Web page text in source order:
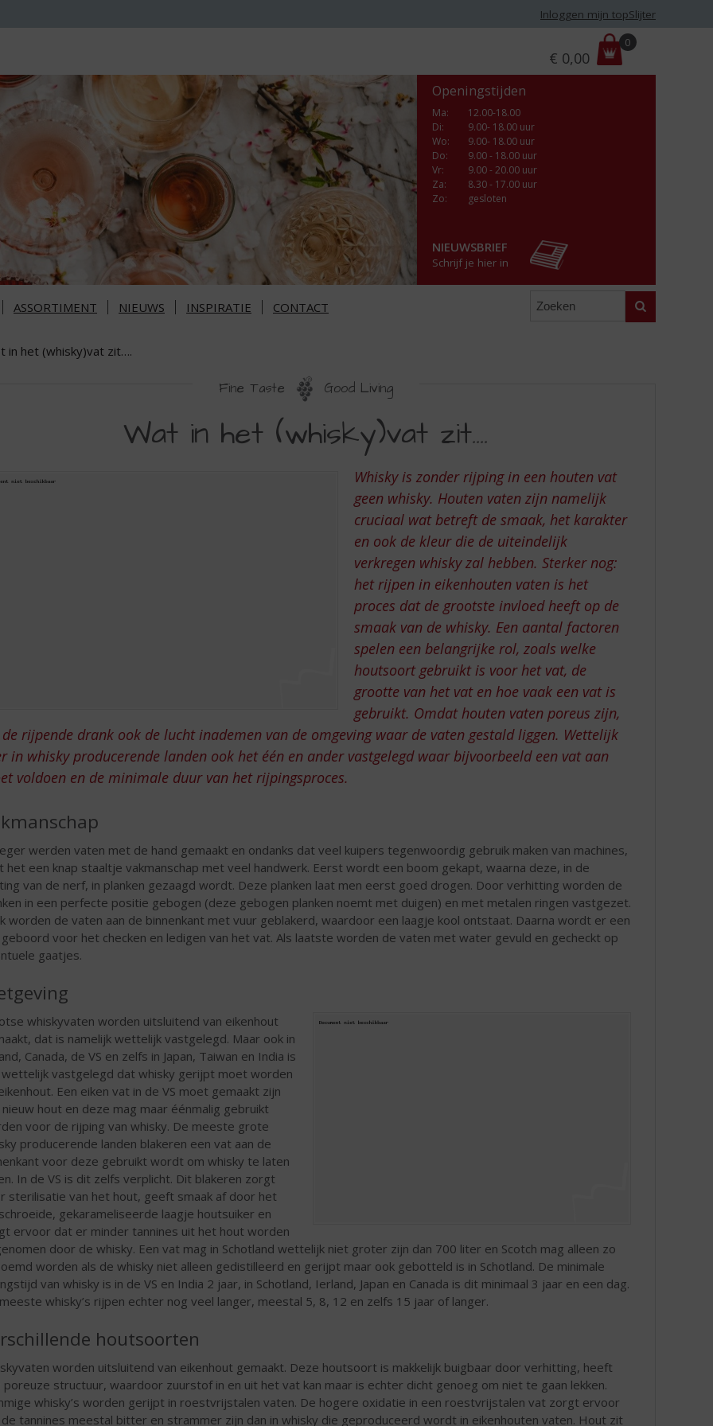
Inloggen mijn topSlijter
r
i
€ 0,00
0
Openingstijden
Ma:
12.00-18.00
Di:
9.00- 18.00 uur
Wo:
9.00- 18.00 uur
Do:
9.00 - 18.00 uur
Vr:
9.00 - 20.00 uur
Za:
8.30 - 17.00 uur
Zo:
gesloten
NIEUWSBRIEF
Schrijf je hier in
ASSORTIMENT NIEUWS INSPIRATIE CONTACT Zoeken
in het (whisky)vat zit….
Fine Taste Good Living
Wat in het (whisky)vat zit….
Whisky is zonder rijping in een houten vat
geen whisky. Houten vaten zijn namelijk
cruciaal wat betreft de smaak, het karakter
en ook de kleur die de uiteindelijk
verkregen whisky zal hebben. Sterker nog:
het rijpen in eikenhouten vaten is het
proces dat de grootste invloed heeft op de
smaak van de whisky. Een aantal factoren
spelen een belangrijke rol, zoals welke
houtsoort gebruikt is voor het vat, de
grootte van het vat en hoe vaak een vat is
gebruikt. Omdat houten vaten poreus zijn,
rijpende drank ook de lucht inademen van de omgeving waar de vaten gestald liggen. Wettelijk
in whisky producerende landen ook het één en ander vastgelegd waar bijvoorbeeld een vat aan
voldoen en de minimale duur van het rijpingsproces.
werden vaten met de hand gemaakt en ondanks dat veel kuipers tegenwoordig gebruik maken van machines,
het een knap staaltje vakmanschap met veel handwerk. Eerst wordt een boom gekapt, waarna deze, in de
van de nerf, in planken gezaagd wordt. Deze planken laat men eerst goed drogen. Door verhitting worden de
in een perfecte positie gebogen (deze gebogen planken noemt met duigen) en met metalen ringen vastgezet.
worden de vaten aan de binnenkant met vuur geblakerd, waardoor een laagje kool ontstaat. Daarna wordt er een
voor het checken en ledigen van het vat. Als laatste worden de vaten met water gevuld en gecheckt op
gaatjes.
whiskyvaten worden uitsluitend van eikenhout
dat is namelijk wettelijk vastgelegd. Maar ook in
Canada, de VS en zelfs in Japan, Taiwan en India is
vastgelegd dat whisky gerijpt moet worden
Een eiken vat in de VS moet gemaakt zijn
nieuw hout en deze mag maar éénmalig gebruikt
voor de rijping van whisky. De meeste grote
producerende landen blakeren een vat aan de
voor deze gebruikt wordt om whisky te laten
In de VS is dit zelfs verplicht. Dit blakeren zorgt
sterilisatie van het hout, geeft smaak af door het
gekarameliseerde laagje houtsuiker en
ervoor dat er minder tannines uit het hout worden
door de whisky. Een vat mag in Schotland wettelijk niet groter zijn dan 700 liter en Scotch mag alleen zo
worden als de whisky niet alleen gedistilleerd en gerijpt maar ook gebotteld is in Schotland. De minimale
van whisky is in de VS en India 2 jaar, in Schotland, Ierland, Japan en Canada is dit minimaal 3 jaar en een dag.
whisky’s rijpen echter nog veel langer, meestal 5, 8, 12 en zelfs 15 jaar of langer.
houtsoorten
worden uitsluitend van eikenhout gemaakt. Deze houtsoort is makkelijk buigbaar door verhitting, heeft
poreuze structuur, waardoor zuurstof in en uit het vat kan maar is echter dicht genoeg om niet te gaan lekken.
whisky’s worden gerijpt in roestvrijstalen vaten. De hogere oxidatie in een roestvrijstalen vat zorgt ervoor
tannines meestal bitter en strammer zijn dan in whisky die geproduceerd wordt in eikenhouten vaten. Hout zit